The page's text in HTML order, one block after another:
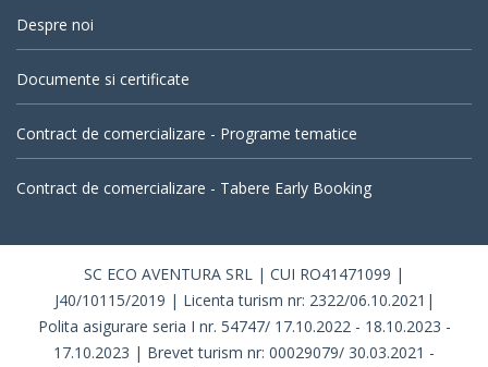
Despre noi
Documente si certificate
Contract de comercializare - Programe tematice
Contract de comercializare - Tabere Early Booking
SC ECO AVENTURA SRL | CUI RO41471099 |
J40/10115/2019 | Licenta turism nr: 2322/06.10.2021|
Polita asigurare seria I nr. 54747/ 17.10.2022 - 18.10.2023 -
17.10.2023 | Brevet turism nr: 00029079/ 30.03.2021 -